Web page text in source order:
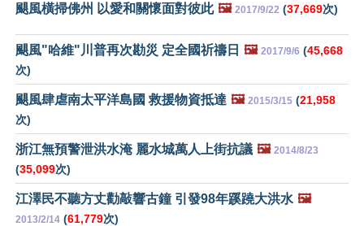
颶風橫掃佛州 以愛和關懷面對彼此 🖼️ 2017/9/22 (37,669次)
颶風"哈維"川普再次勘災 定全國祈禱日 🖼️ 2017/9/6 (45,668
次)
颶風肆虐南太平洋島國 救援物資抵達 🖼️ 2015/3/15 (21,958
次)
浙江無預警泄洪水淹 麗水城萬人上街抗議 🖼️ 2014/8/23
(35,099次)
江澤民不聽方丈勸敲響古鐘 引發98年蹊蹺大洪水 🖼️
2013/2/14 (61,779次)